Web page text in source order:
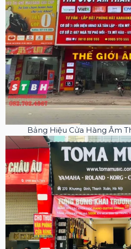
Bảng Hiệu Cửa Hàng Âm